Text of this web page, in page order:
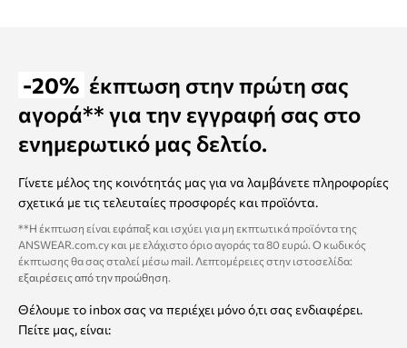
-20% έκπτωση στην πρώτη σας
αγορά** για την εγγραφή σας στο
ενημερωτικό μας δελτίο.
Γίνετε μέλος της κοινότητάς μας για να λαμβάνετε πληροφορίες
σχετικά με τις τελευταίες προσφορές και προϊόντα.
**Η έκπτωση είναι εφάπαξ και ισχύει για μη εκπτωτικά προϊόντα της
ANSWEAR.com.cy και με ελάχιστο όριο αγοράς τα 80 ευρώ. Ο κωδικός
έκπτωσης θα σας σταλεί μέσω mail. Λεπτομέρειες στην ιστοσελίδα:
εξαιρέσεις από την προώθηση
Θέλουμε το inbox σας να περιέχει μόνο ό,τι σας ενδιαφέρει.
Πείτε μας, είναι: